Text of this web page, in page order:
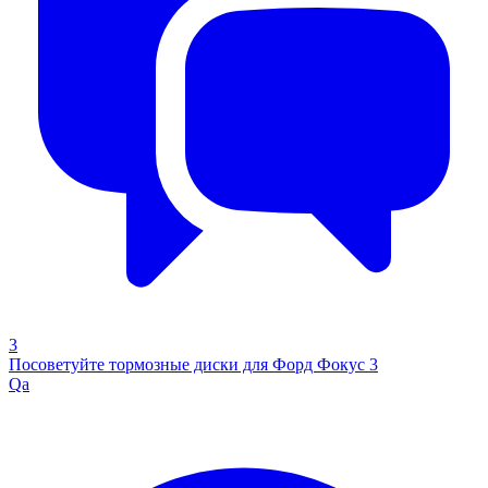
3
Посоветуйте тормозные диски для Форд Фокус 3
Qa